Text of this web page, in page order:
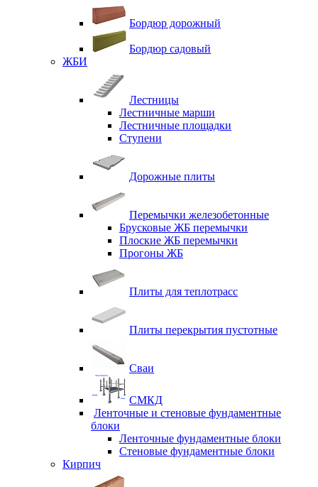
Бордюр дорожный
Бордюр садовый
ЖБИ
Лестницы
Лестничные марши
Лестничные площадки
Ступени
Дорожные плиты
Перемычки железобетонные
Брусковые ЖБ перемычки
Плоские ЖБ перемычки
Прогоны ЖБ
Плиты для теплотрасс
Плиты перекрытия пустотные
Сваи
СМКД
Ленточные и стеновые фундаментные
блоки
Ленточные фундаментные блоки
Стеновые фундаментные блоки
Кирпич